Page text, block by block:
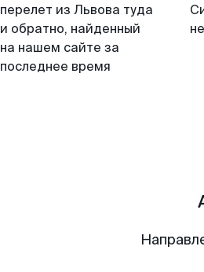
перелет из Львова туда
и обратно, найденный
на нашем сайте за
последнее время